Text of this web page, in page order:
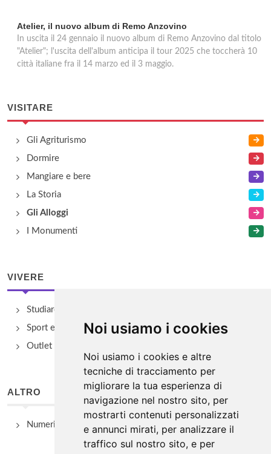
Noi usiamo i cookies
Noi usiamo i cookies e altre
tecniche di tracciamento per
migliorare la tua esperienza di
navigazione nel nostro sito, per
mostrarti contenuti personalizzati
e annunci mirati, per analizzare il
traffico sul nostro sito, e per
Atelier, il nuovo album di Remo Anzovino
In uscita il 24 gennaio il nuovo album di Remo Anzovino dal titolo
"Atelier"; l'uscita dell'album anticipa il tour 2025 che toccherà 10
città italiane fra il 14 marzo ed il 3 maggio.
VISITARE
Gli Agriturismo
Dormire
Mangiare e bere
La Storia
Gli Alloggi
I Monumenti
VIVERE
Studiare
Sport e Benessere
Outlet e spacci aziendali
ALTRO
Numeri Utili